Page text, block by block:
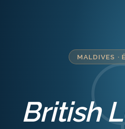
MALDIVES ·
British